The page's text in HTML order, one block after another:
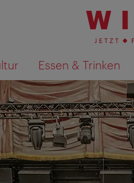
Essen & Trinken